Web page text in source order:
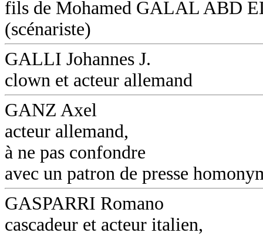
fils de Mohamed GALAL ABD
(scénariste)
GALLI Johannes J.
clown et acteur allemand
GANZ Axel
acteur allemand,
à ne pas confondre
avec un patron de presse
GASPARRI Romano
cascadeur et acteur italien,